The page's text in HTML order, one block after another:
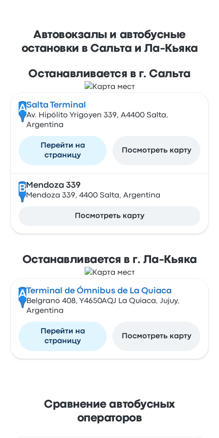
Автовокзалы и автобусные
остановки в Сальта и Ла-Кьяка
Останавливается в г. Сальта
ASalta Terminal
Av. Hipólito Yrigoyen 339, A4400 Salta,
Argentina
Перейти на
страницу
Посмотреть карту
B Mendoza 339
Mendoza 339, 4400 Salta, Argentina
Посмотреть карту
Останавливается в г. Ла-Кьяка
A Terminal de Ómnibus de La Quiaca
Belgrano 408, Y4650AQJ La Quiaca, Jujuy,
Argentina
Перейти на
страницу
Посмотреть карту
Сравнение автобусных
операторов